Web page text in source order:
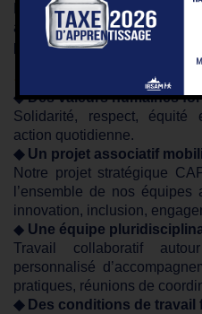
Marseille, Nice et Lyon,
accompagnements
personne et porteurs
Pourquoi nous rejoindre
◆ Des valeurs humaines
Solidarité, respect, équité
action quotidienne.
◆ Un projet associatif
Notre projet stratégique
l’ensemble de nos équipes
innovation, inclusion,
◆ Une équipe
Travail collaboratif
personnalisé
pratiques, réunions de
◆ Des conditions de travail